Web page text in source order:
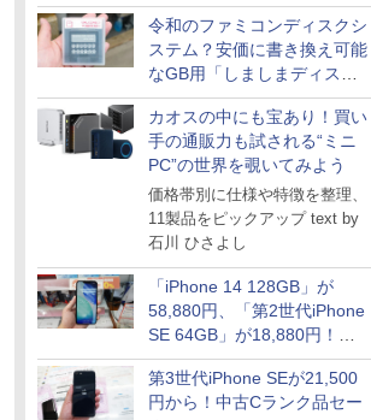
令和のファミコンディスクシ
ステム？安価に書き換え可能
なGB用「しましまディスク
システム」
カオスの中にも宝あり！買い
手の通販力も試される“ミニ
PC”の世界を覗いてみよう
価格帯別に仕様や特徴を整理、
11製品をピックアップ text by
石川 ひさよし
「iPhone 14 128GB」が
58,880円、「第2世代iPhone
SE 64GB」が18,880円！中
古Bランク品セール
第3世代iPhone SEが21,500
円から！中古Cランク品セー